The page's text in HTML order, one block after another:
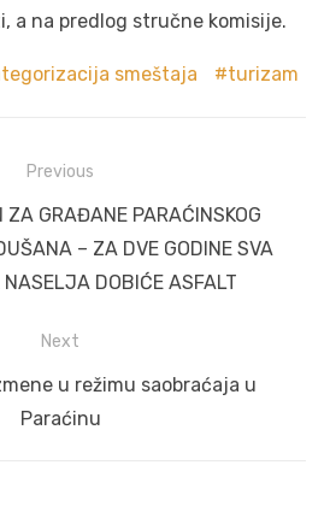
a na predlog stručne komisije.
smeštaja turizam
Previous
ZA GRAĐANE PARAĆINSKOG
– ZA DVE GODINE SVA
NASELJA DOBIĆE ASFALT
Next
u režimu saobraćaja u
Paraćinu